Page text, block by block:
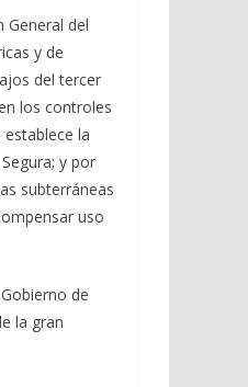
General del
y de
del tercer
los controles
la
y por
subterráneas
uso
de
la gran